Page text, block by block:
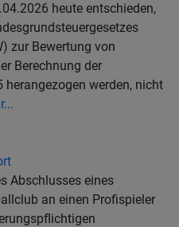
heute entschieden,
zur Bewertung von
Berechnung der
herangezogen werden, nicht
Abschlusses eines
an einen Profispieler